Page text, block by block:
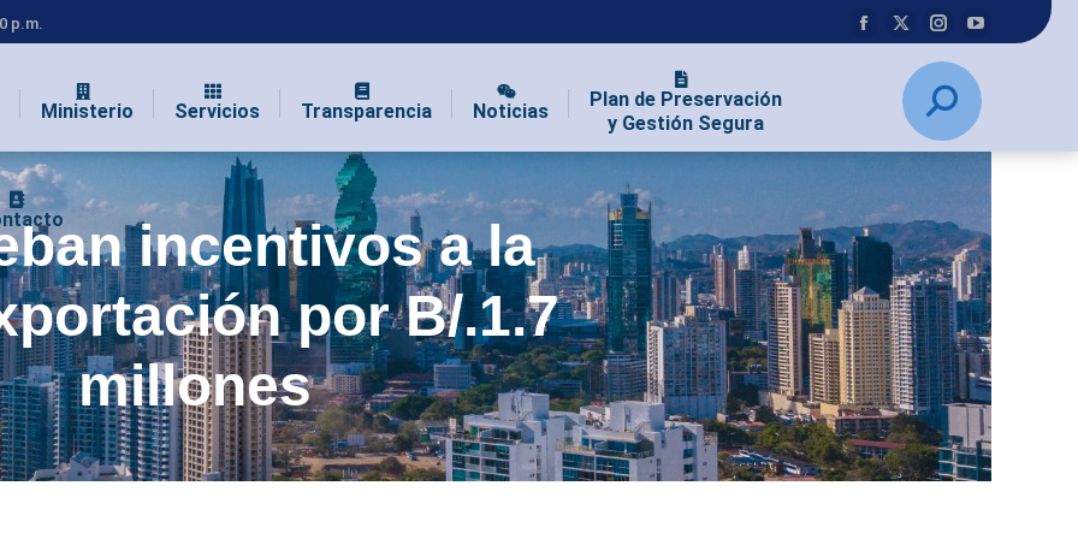
p.m.
Ministerio Servicios Transparencia Noticias
Plan de Preservación
y Gestión Segura
incentivos a la
por B/.1.7
millones